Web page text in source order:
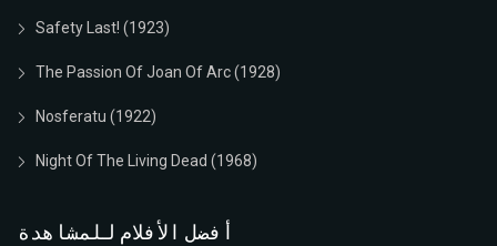
Safety Last! (1923)
The Passion Of Joan Of Arc (1928)
Nosferatu (1922)
Night Of The Living Dead (1968)
أفضل الأفلام للمشاهدة